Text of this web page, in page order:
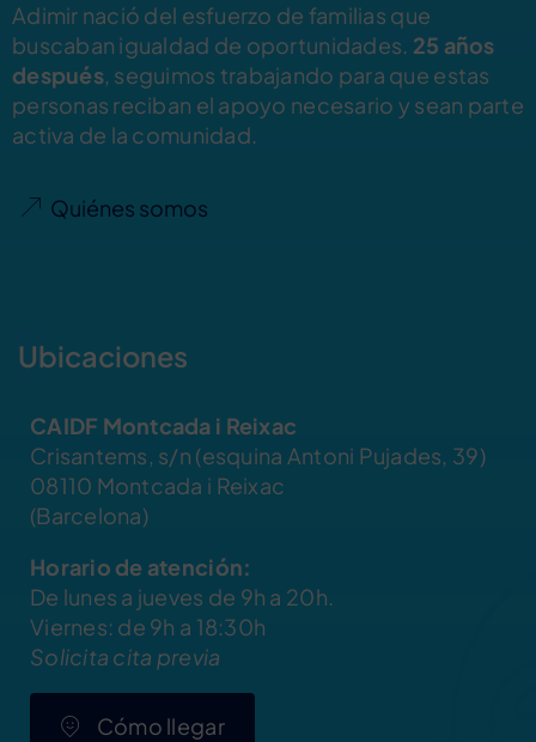
Adimir nació del esfuerzo de familias que
buscaban igualdad de oportunidades. 25 años
después, seguimos trabajando para que estas
personas reciban el apoyo necesario y sean parte
activa de la comunidad.
Quiénes somos
Ubicaciones
CAIDF Montcada i Reixac
Crisantems, s/n (esquina Antoni Pujades, 39)
08110 Montcada i Reixac
(Barcelona)
Horario de atención:
De lunes a jueves de 9h a 20h.
Viernes: de 9h a 18:30h
Solicita cita previa
Cómo llegar